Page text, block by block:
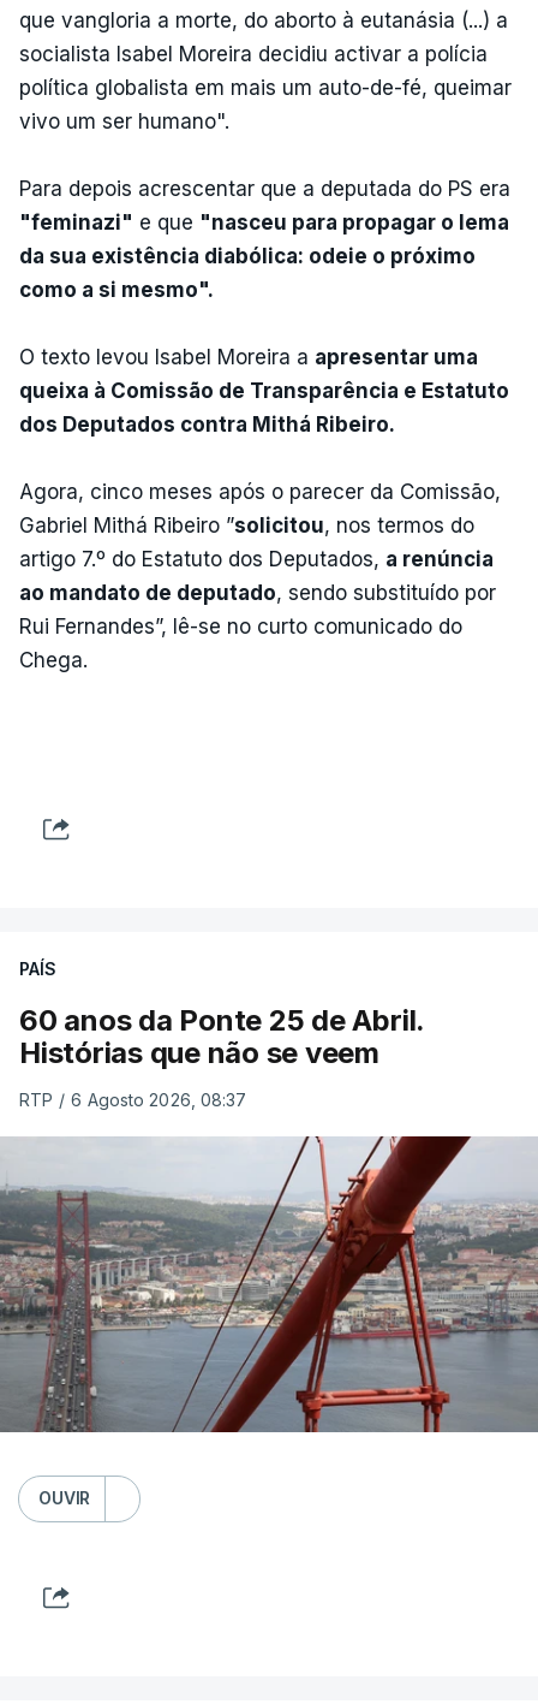
que vangloria a morte, do aborto à eutanásia (...) a
socialista Isabel Moreira decidiu activar a polícia
política globalista em mais um auto-de-fé, queimar
vivo um ser humano".
Para depois acrescentar que a deputada do PS era
"feminazi" e que "nasceu para propagar o lema
da sua existência diabólica: odeie o próximo
como a si mesmo".
O texto levou Isabel Moreira a apresentar uma
queixa à Comissão de Transparência e Estatuto
dos Deputados contra Mithá Ribeiro.
Agora, cinco meses após o parecer da Comissão,
Gabriel Mithá Ribeiro ”solicitou, nos termos do
artigo 7.º do Estatuto dos Deputados, a renúncia
ao mandato de deputado, sendo substituído por
Rui Fernandes”, lê-se no curto comunicado do
Chega.
PAÍS
60 anos da Ponte 25 de Abril.
Histórias que não se veem
RTP / 6 Agosto 2026, 08:37
OUVIR